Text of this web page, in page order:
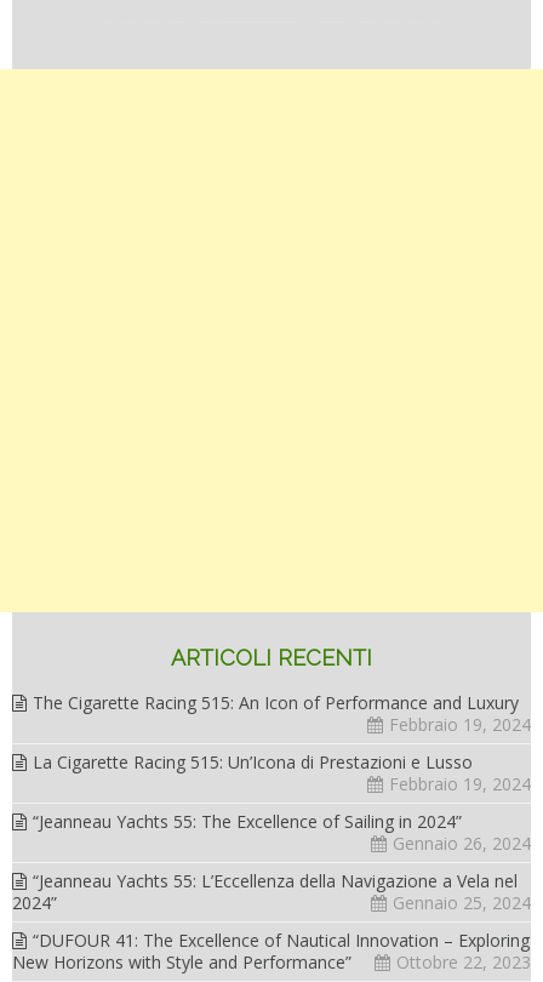
ARTICOLI RECENTI
The Cigarette Racing 515: An Icon of Performance and Luxury
Febbraio 19, 2024
La Cigarette Racing 515: Un’Icona di Prestazioni e Lusso
Febbraio 19, 2024
“Jeanneau Yachts 55: The Excellence of Sailing in 2024”
Gennaio 26, 2024
“Jeanneau Yachts 55: L’Eccellenza della Navigazione a Vela nel
2024”
Gennaio 25, 2024
“DUFOUR 41: The Excellence of Nautical Innovation – Exploring
New Horizons with Style and Performance”
Ottobre 22, 2023